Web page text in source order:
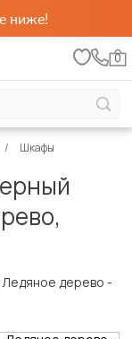
ниже!
0
Шкафы